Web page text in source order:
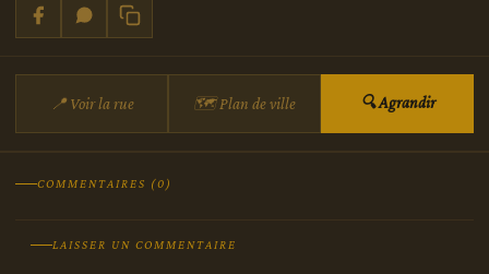
📍 Voir la rue 🗺 Plan de ville 🔍 Agrandir
COMMENTAIRES (0)
LAISSER UN COMMENTAIRE